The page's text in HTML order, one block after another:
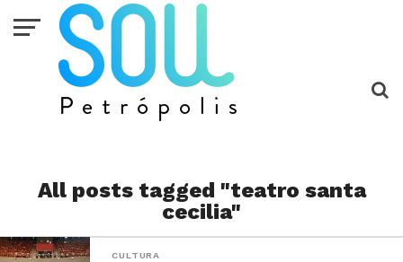
All posts tagged "teatro santa
cecilia"
CULTURA